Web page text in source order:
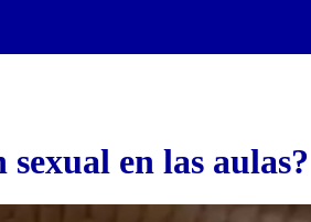
en las aulas?